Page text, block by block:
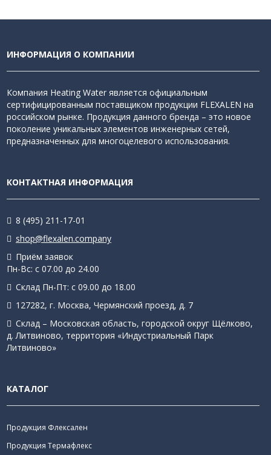
ИНФОРМАЦИЯ О КОМПАНИИ
Компания Heating Water является официальным
сертифицированным поставщиком продукции FLEXALEN на
российском рынке. Продукция данного бренда – это новое
поколение уникальных элементов инженерных сетей,
предназначенных для многоцелевого использования.
КОНТАКТНАЯ ИНФОРМАЦИЯ
8 (495) 211-17-01
shop@flexalen.company
Приём заявок
Пн-Вс: с 07.00 до 24.00
Склад Пн-Пт: с 09.00 до 18.00
127282, г. Москва, Чермянский проезд, д. 7
Склад – Московская область, городской округ Щёлково,
д. Литвиново, территория «Индустриальный Парк
Литвиново»
КАТАЛОГ
Продукция Флексален
Продукция Термафлекс